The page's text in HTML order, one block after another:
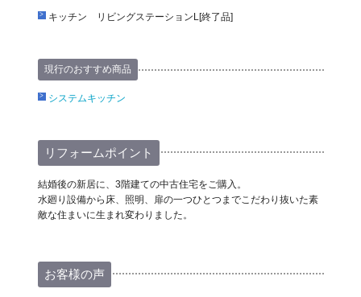
キッチン リビングステーションL[終了品]
現行のおすすめ商品
システムキッチン
リフォームポイント
結婚後の新居に、3階建ての中古住宅をご購入。
水廻り設備から床、照明、扉の一つひとつまでこだわり抜いた素
敵な住まいに生まれ変わりました。
お客様の声